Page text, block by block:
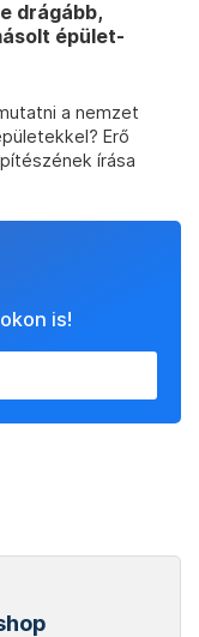
drágább,
épület-
a nemzet
Erő
írása
is!